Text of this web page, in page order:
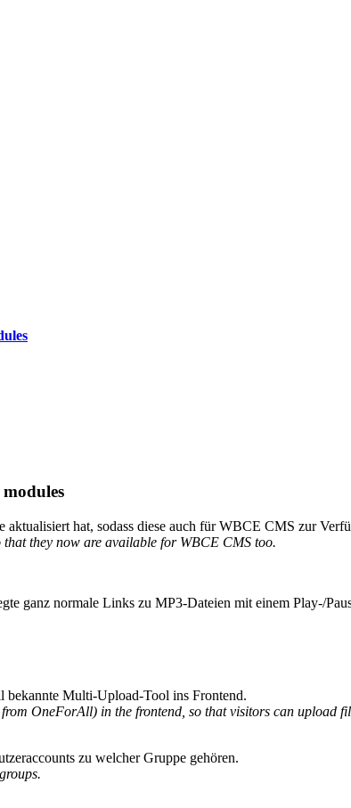
hat, sodass diese auch für WBCE CMS zur
they now are available for WBCE CMS too.
ganz normale Links zu MP3-Dateien mit einem Play-/
Multi-Upload-Tool ins Frontend.
OneForAll) in the frontend, so that visitors can upload
zu welcher Gruppe gehören.